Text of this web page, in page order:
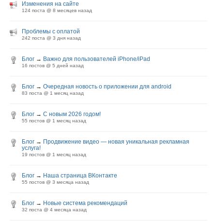
Изменения на сайте
124 поста @ 8 месяцев назад
Проблемы с оплатой
242 поста @ 3 дня назад
Блог → Важно для пользователей iPhone/iPad
16 постов @ 5 дней назад
Блог → Очередная новость о приложении для android
83 поста @ 1 месяц назад
Блог → С новым 2026 годом!
55 постов @ 1 месяц назад
Блог → Продвижение видео — новая уникальная рекламная
услуга!
19 постов @ 1 месяц назад
Блог → Наша страница ВКонтакте
55 постов @ 3 месяца назад
Блог → Новые система рекомендаций
32 поста @ 4 месяца назад